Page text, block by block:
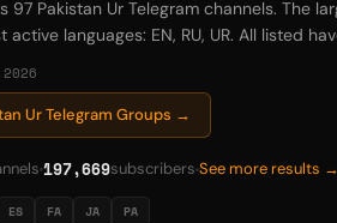
Pakistan Ur Telegram channels. The
active languages: EN, RU, UR. All listed
Ur Telegram Groups →
197,669subscribers See more results →
ES FA JA PA